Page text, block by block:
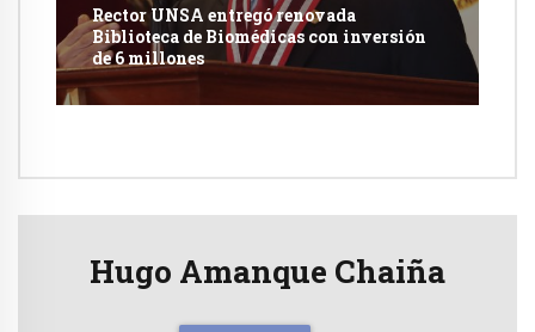
Rector UNSA entregó renovada
Biblioteca de Biomédicas con inversión
de 6 millones
Hugo Amanque Chaiña